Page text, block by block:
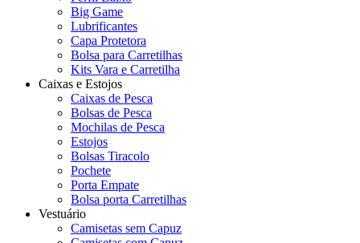
Big Game
Lubrificantes
Capa Protetora
Bolsa para Carretilhas
Kits Vara e Carretilha
Caixas e Estojos
Caixas de Pesca
Bolsas de Pesca
Mochilas de Pesca
Estojos
Bolsas Tiracolo
Pochete
Porta Empate
Bolsa porta Carretilhas
Vestuário
Camisetas sem Capuz